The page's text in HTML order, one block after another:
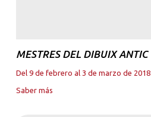
MESTRES DEL DIBUIX ANTIC
Del 9 de febrero al 3 de marzo de 2018
Saber más